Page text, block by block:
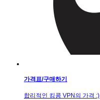
가격표/구매하기
합리적인 킹콩 VPN의 가격 :)